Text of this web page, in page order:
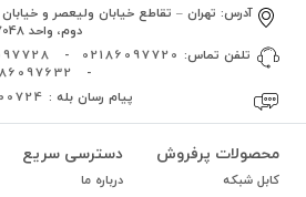
آدرس: تهران – تقاطع خیابان ولیعصر و
دوم، واحد 7048
تلفن تماس: 02186097720
-
-
پیام رسان بله :
محصولات پرفروش
کابل شبکه
دسترسی سریع
درباره ما